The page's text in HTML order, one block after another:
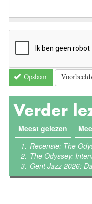
Opslaan
Verder
Meest gelezen
Recensie: The
The Odyssey:
Gent Jazz 2026: